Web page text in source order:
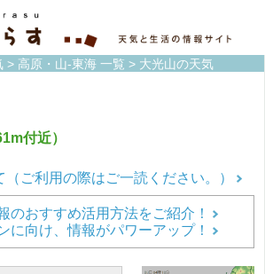
> 高原・山-東海 一覧 > 大光山の天気
付近）
ご利用の際はご一読ください。）
のおすすめ活用方法をご紹介！
に向け、情報がパワーアップ！